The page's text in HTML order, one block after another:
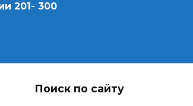
201- 300
Поиск по сайту